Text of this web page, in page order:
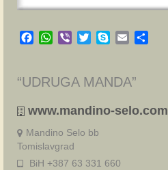
Facebook
WhatsApp
Viber TwitterSkypeEmail
“UDRUGA MANDA”
www.mandino-selo.com
Mandino Selo bb
Tomislavgrad
BiH +387 63 331 660